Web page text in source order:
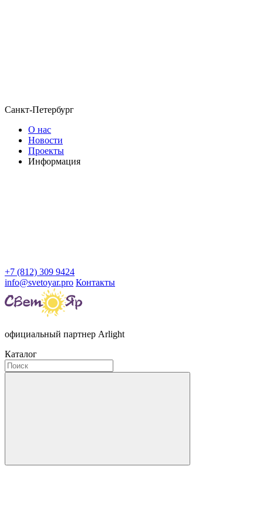
Санкт-Петербург
О нас
Новости
Проекты
Информация
+7 (812) 309 9424
info@svetoyar.pro Контакты
официальный партнер Arlight
Каталог